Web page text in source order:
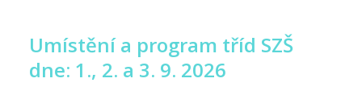
Umístění a program tříd SZŠ
dne: 1., 2. a 3. 9. 2026